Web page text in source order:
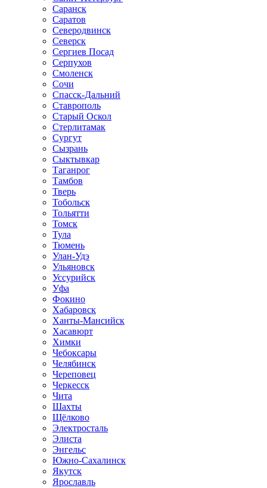
Саранск
Саратов
Северодвинск
Северск
Сергиев Посад
Серпухов
Смоленск
Сочи
Спасск-Дальний
Ставрополь
Старый Оскол
Стерлитамак
Сургут
Сызрань
Сыктывкар
Таганрог
Тамбов
Тверь
Тобольск
Тольятти
Томск
Тула
Тюмень
Улан-Удэ
Ульяновск
Уссурийск
Уфа
Фокино
Хабаровск
Ханты-Мансийск
Хасавюрт
Химки
Чебоксары
Челябинск
Череповец
Черкесск
Чита
Шахты
Щёлково
Электросталь
Элиста
Энгельс
Южно-Сахалинск
Якутск
Ярославль